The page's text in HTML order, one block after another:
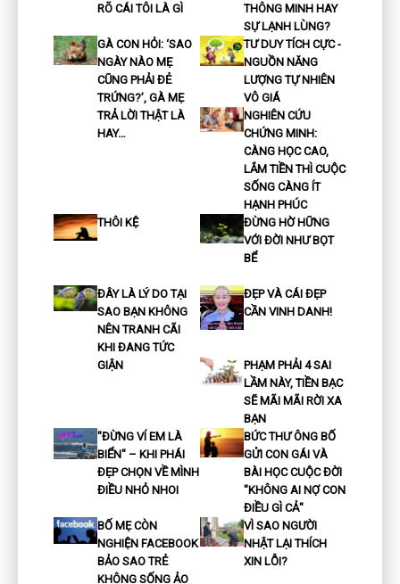
RÕ CÁI TÔI LÀ GÌ
THÔNG MINH HAY
SỰ LẠNH LÙNG?
GÀ CON HỎI: ‘SAO
NGÀY NÀO MẸ
CŨNG PHẢI ĐẺ
TRỨNG?’, GÀ MẸ
TRẢ LỜI THẬT LÀ
HAY…
TƯ DUY TÍCH CỰC -
NGUỒN NĂNG
LƯỢNG TỰ NHIÊN
VÔ GIÁ
NGHIÊN CỨU
CHỨNG MINH:
CÀNG HỌC CAO,
LẮM TIỀN THÌ CUỘC
SỐNG CÀNG ÍT
HẠNH PHÚC
THÔI KỆ
ĐỪNG HỜ HỮNG
VỚI ĐỜI NHƯ BỌT
BỂ
ĐÂY LÀ LÝ DO TẠI
SAO BẠN KHÔNG
NÊN TRANH CÃI
KHI ĐANG TỨC
GIẬN
ĐẸP VÀ CÁI ĐẸP
CẦN VINH DANH!
PHẠM PHẢI 4 SAI
LẦM NÀY, TIỀN BẠC
SẼ MÃI MÃI RỜI XA
BẠN
"ĐỪNG VÍ EM LÀ
BIỂN" – KHI PHÁI
ĐẸP CHỌN VỀ MÌNH
ĐIỀU NHỎ NHOI
BỨC THƯ ÔNG BỐ
GỬI CON GÁI VÀ
BÀI HỌC CUỘC ĐỜI
"KHÔNG AI NỢ CON
ĐIỀU GÌ CẢ"
BỐ MẸ CÒN
NGHIỆN FACEBOOK
BẢO SAO TRẺ
KHÔNG SỐNG ẢO
VÌ SAO NGƯỜI
NHẬT LẠI THÍCH
XIN LỖI?